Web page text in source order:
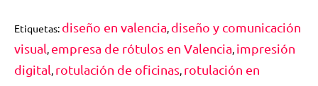
Etiquetas: diseño en valencia, diseño y comunicación
visual, empresa de rótulos en Valencia, impresión
digital, rotulación de oficinas, rotulación en